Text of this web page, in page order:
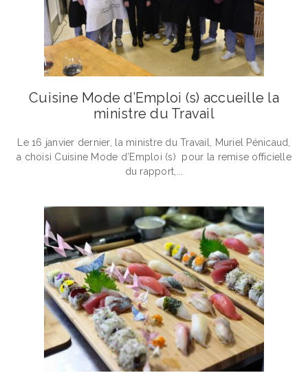
Cuisine Mode d’Emploi (s) accueille la
ministre du Travail
Le 16 janvier dernier, la ministre du Travail, Muriel Pénicaud,
a choisi Cuisine Mode d’Emploi (s) pour la remise officielle
du rapport,...